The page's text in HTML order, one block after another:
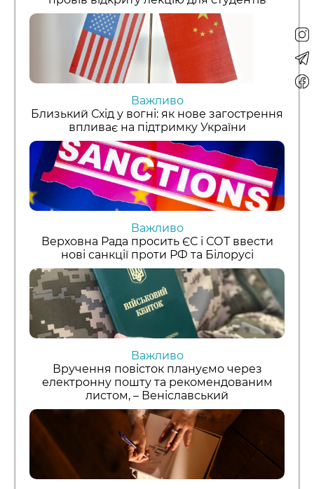
Важливо
Близький Схід у вогні: як нове загострення
впливає на підтримку України
Важливо
Верховна Рада просить ЄС і СОТ ввести
нові санкції проти РФ та Білорусі
Важливо
Вручення повісток плануємо через
електронну пошту та рекомендованим
листом, – Веніславський